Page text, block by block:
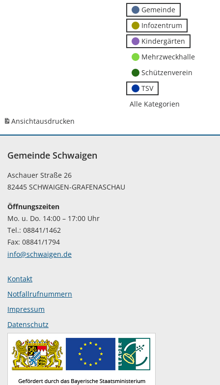
Gemeinde
Infozentrum
Kindergärten
Mehrzweckhalle
Schützenverein
TSV
Alle Kategorien
Ansichtausdrucken
Gemeinde Schwaigen
Aschauer Straße 26
82445 SCHWAIGEN-GRAFENASCHAU
Öffnungszeiten
Mo. u. Do. 14:00 – 17:00 Uhr
Tel.: 08841/1462
Fax: 08841/1794
info@schwaigen.de
Kontakt
Notfallrufnummern
Impressum
Datenschutz